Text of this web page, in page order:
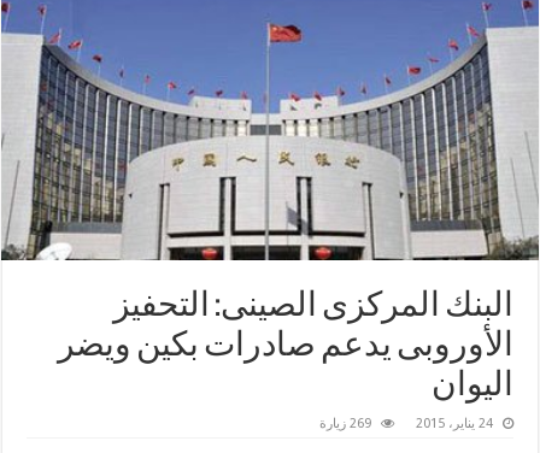
البنك المركزى الصينى: التحفيز
الأوروبى يدعم صادرات بكين ويضر
اليوان
24 يناير، 2015 269 زيارة